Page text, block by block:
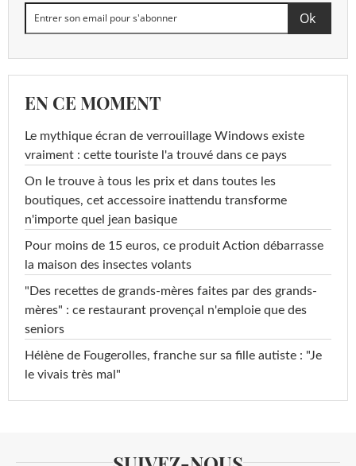
EN CE MOMENT
Le mythique écran de verrouillage Windows existe
vraiment : cette touriste l'a trouvé dans ce pays
On le trouve à tous les prix et dans toutes les
boutiques, cet accessoire inattendu transforme
n'importe quel jean basique
Pour moins de 15 euros, ce produit Action débarrasse
la maison des insectes volants
"Des recettes de grands-mères faites par des grands-
mères" : ce restaurant provençal n'emploie que des
seniors
Hélène de Fougerolles, franche sur sa fille autiste : "Je
le vivais très mal"